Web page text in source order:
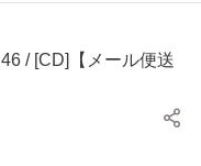
/ [CD]【メール便送